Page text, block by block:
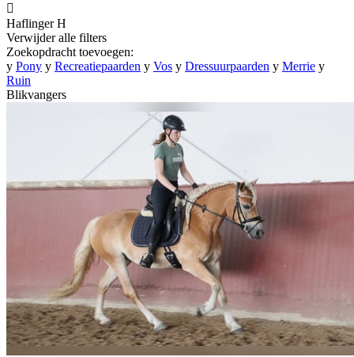

Haflinger H
Verwijder alle filters
Zoekopdracht toevoegen:
y Pony y Recreatiepaarden y Vos y Dressuurpaarden y Merrie y
Ruin
Blikvangers